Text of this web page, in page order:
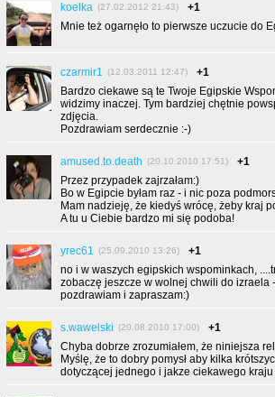
koelka (27.02.2012 21:43)
+1
Mnie też ogarnęło to pierwsze uczucie do
czarmir1 (12.03.2011 12:47)
+1
Bardzo ciekawe są te Twoje Egipskie
widzimy inaczej. Tym bardziej chętnie
zdjęcia.
Pozdrawiam serdecznie :-)
amused.to.death (20.10.2010 17:51)
+1
Przez przypadek zajrzałam:)
Bo w Egipcie byłam raz - i nic poza
Mam nadzieję, że kiedyś wrócę, żeby kraj
A tu u Ciebie bardzo mi się podoba!
yrec61 (25.09.2010 13:26)
+1
no i w waszych egipskich wspominkach,
zobaczę jeszcze w wolnej chwili do izraela
pozdrawiam i zapraszam:)
s.wawelski (20.08.2010 17:00)
+1
Chyba dobrze zrozumiałem, że niniejsza
Myślę, że to dobry pomysł aby kilka
dotyczącej jednego i jakze ciekawego kraju